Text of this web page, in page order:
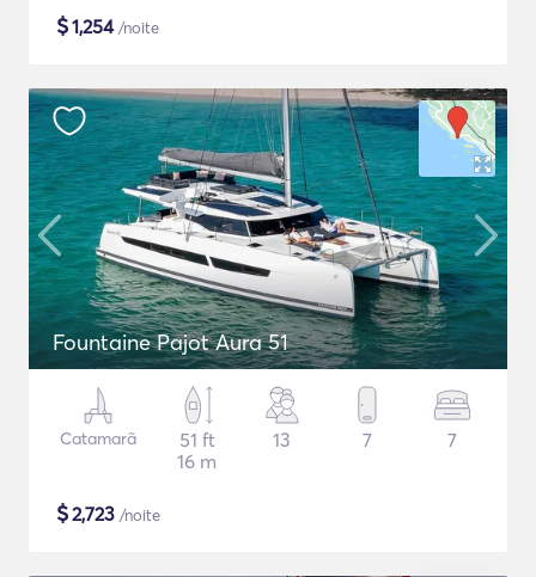
$1,254/noite
Fountaine Pajot Aura 51
Catamarã
51 ft
16 m
13 7 7
$2,723 /noite